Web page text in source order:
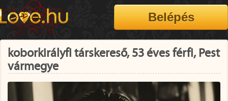
koborkirályfi társkereső, 53 éves férfi, Pest
vármegye